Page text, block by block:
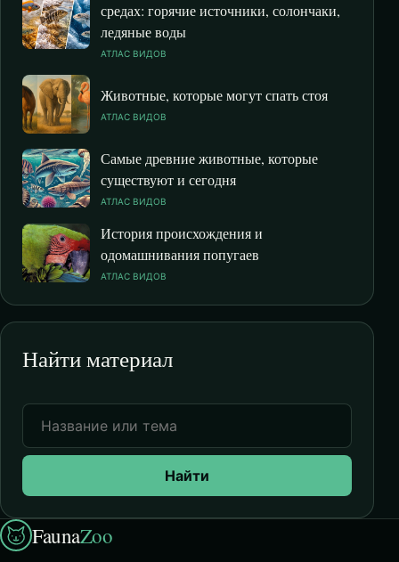
средах: горячие источники, солончаки,
ледяные воды
АТЛАС ВИДОВ
Животные, которые могут спать стоя
АТЛАС ВИДОВ
Самые древние животные, которые
существуют и сегодня
АТЛАС ВИДОВ
История происхождения и
одомашнивания попугаев
АТЛАС ВИДОВ
Найти материал
Найти
FaunaZoo